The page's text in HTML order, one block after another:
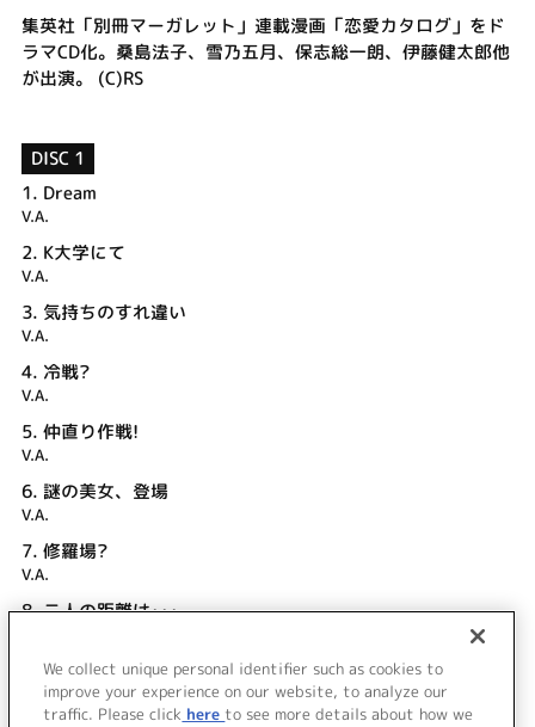
集英社「別冊マーガレット」連載漫画「恋愛カタログ」をド
ラマCD化。桑島法子、雪乃五月、保志総一朗、伊藤健太郎他
が出演。 (C)RS
DISC 1
1. Dream
V.A.
2. K大学にて
V.A.
3. 気持ちのすれ違い
V.A.
4. 冷戦?
V.A.
5. 仲直り作戦!
V.A.
6. 謎の美女、登場
V.A.
7. 修羅場?
V.A.
8.二人の距離は･･･
いつもの感じで
V.A.
We collect unique personal identifier such as cookies to
improve your experience on our website, to analyze our
traffic. Please click here to see more details about how we